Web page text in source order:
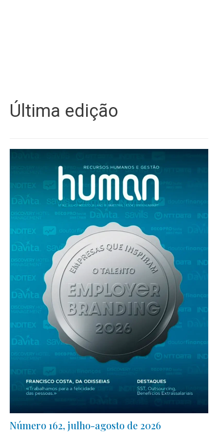
Última edição
Número 162, julho-agosto de 2026